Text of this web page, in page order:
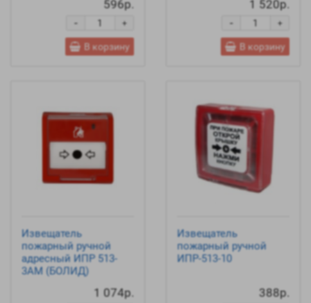
596р.
+
-
В корзину
1 520р.
+
-
В корзину
Извещатель
пожарный ручной
адресный ИПР 513-
3АМ (БОЛИД)
1 074р.
Извещатель
пожарный ручной
ИПР-513-10
388р.